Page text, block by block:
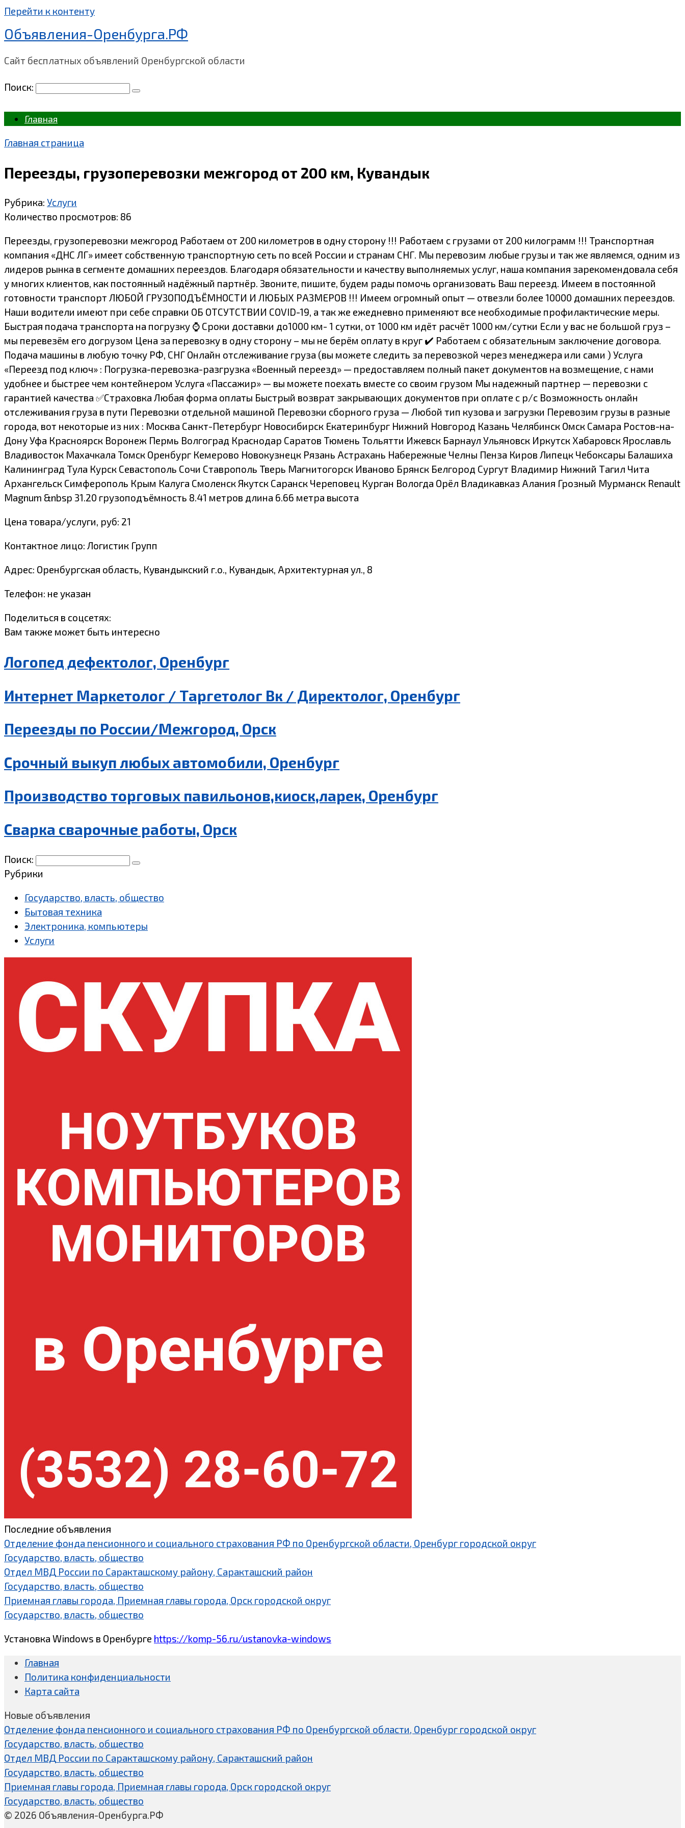
Перейти к контенту
Объявления-Оренбурга.РФ
Сайт бесплатных объявлений Оренбургской области
Поиск:
Главная
Главная страница
Переезды, грузоперевозки межгород от 200 км, Кувандык
Рубрика: Услуги
Количество просмотров: 86
Переезды, грузоперевозки межгород Работаем от 200 километров в одну сторону !!! Работаем с грузами от 200 килограмм !!! Транспортная
компания «ДНС ЛГ» имеет собственную транспортную сеть по всей России и странам СНГ. Мы перевозим любые грузы и так же являемся, одним из
лидеров рынка в сегменте домашних переездов. Благодаря обязательности и качеству выполняемых услуг, наша компания зарекомендовала себя
у многих клиентов, как постоянный надёжный партнёр. Звоните, пишите, будем рады помочь организовать Ваш переезд. Имеем в постоянной
готовности транспорт ЛЮБОЙ ГРУЗОПОДЪЁМНОСТИ И ЛЮБЫХ РАЗМЕРОВ !!! Имеем огромный опыт — отвезли более 10000 домашних переездов.
Наши водители имеют при себе справки ОБ ОТСУТСТВИИ COVID-19, а так же ежедневно применяют все необходимые профилактические меры.
Быстрая подача транспорта на погрузку ⌚ Сроки доставки до1000 км- 1 сутки, от 1000 км идёт расчёт 1000 км/сутки Если у вас не большой груз –
мы перевезём его догрузом Цена за перевозку в одну сторону – мы не берём оплату в круг ✔️ Работаем с обязательным заключение договора.
Подача машины в любую точку РФ, СНГ Онлайн отслеживание груза (вы можете следить за перевозкой через менеджера или сами ) Услуга
«Переезд под ключ» : Погрузка-перевозка-разгрузка «Военный переезд» — предоставляем полный пакет документов на возмещение, с нами
удобнее и быстрее чем контейнером Услуга «Пассажир» — вы можете поехать вместе со своим грузом Мы надежный партнер — перевозки с
гарантией качества ✅Страховка Любая форма оплаты Быстрый возврат закрывающих документов при оплате с р/с Возможность онлайн
отслеживания груза в пути Перевозки отдельной машиной Перевозки сборного груза — Любой тип кузова и загрузки Перевозим грузы в разные
города, вот некоторые из них : Москва Санкт-Петербург Новосибирск Екатеринбург Нижний Новгород Казань Челябинск Омск Самара Ростов-на-
Дону Уфа Красноярск Воронеж Пермь Волгоград Краснодар Саратов Тюмень Тольятти Ижевск Барнаул Ульяновск Иркутск Хабаровск Ярославль
Владивосток Махачкала Томск Оренбург Кемерово Новокузнецк Рязань Астрахань Набережные Челны Пенза Киров Липецк Чебоксары Балашиха
Калининград Тула Курск Севастополь Сочи Ставрополь Тверь Магнитогорск Иваново Брянск Белгород Сургут Владимир Нижний Тагил Чита
Архангельск Симферополь Крым Калуга Смоленск Якутск Саранск Череповец Курган Вологда Орёл Владикавказ Алания Грозный Мурманск Renault
Magnum &nbsp 31.20 грузоподъёмность 8.41 метров длина 6.66 метра высота
Цена товара/услуги, руб: 21
Контактное лицо: Логистик Групп
Адрес: Оренбургская область, Кувандыкский г.о., Кувандык, Архитектурная ул., 8
Телефон: не указан
Поделиться в соцсетях:
Вам также может быть интересно
Логопед дефектолог, Оренбург
Интернет Маркетолог / Таргетолог Вк / Директолог, Оренбург
Переезды по России/Межгород, Орск
Срочный выкуп любых автомобили, Оренбург
Производство торговых павильонов,киоск,ларек, Оренбург
Сварка сварочные работы, Орск
Поиск:
Рубрики
Государство, власть, общество
Бытовая техника
Электроника, компьютеры
Услуги
Последние объявления
Отделение фонда пенсионного и социального страхования РФ по Оренбургской области, Оренбург городской округ
Государство, власть, общество
Отдел МВД России по Саракташскому району, Саракташский район
Государство, власть, общество
Приемная главы города, Приемная главы города, Орск городской округ
Государство, власть, общество
Установка Windows в Оренбурге https://komp-56.ru/ustanovka-windows
Главная
Политика конфиденциальности
Карта сайта
Новые объявления
Отделение фонда пенсионного и социального страхования РФ по Оренбургской области, Оренбург городской округ
Государство, власть, общество
Отдел МВД России по Саракташскому району, Саракташский район
Государство, власть, общество
Приемная главы города, Приемная главы города, Орск городской округ
Государство, власть, общество
© 2026 Объявления-Оренбурга.РФ